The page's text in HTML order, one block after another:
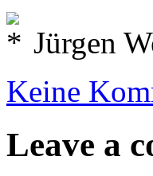
Jürgen
Keine
Leave a